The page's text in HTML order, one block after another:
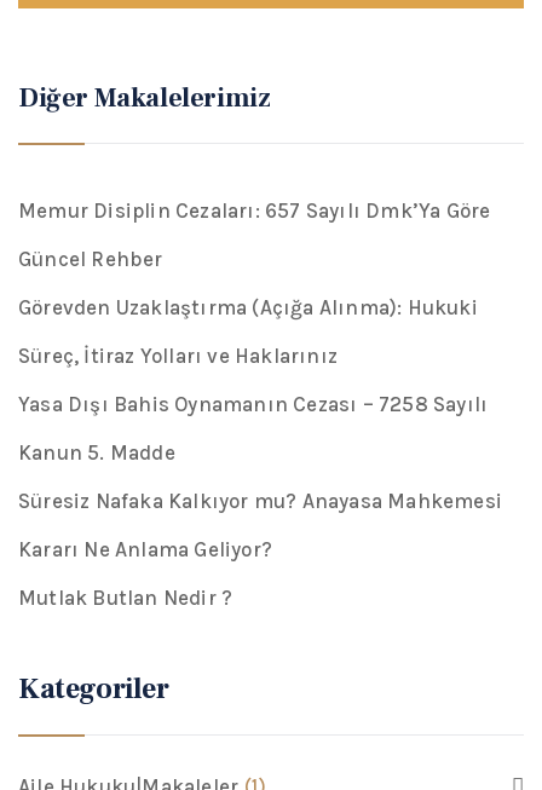
Diğer Makalelerimiz
Memur Disiplin Cezaları: 657 Sayılı Dmk’Ya Göre
Güncel Rehber
Görevden Uzaklaştırma (Açığa Alınma): Hukuki
Süreç, İtiraz Yolları ve Haklarınız
Yasa Dışı Bahis Oynamanın Cezası – 7258 Sayılı
Kanun 5. Madde
Süresiz Nafaka Kalkıyor mu? Anayasa Mahkemesi
Kararı Ne Anlama Geliyor?
Mutlak Butlan Nedir ?
Kategoriler